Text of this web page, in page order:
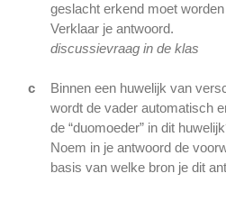
geslacht erkend moet
Verklaar je antwoord.
discussievraag in de klas
c
Binnen een huwelijk van
wordt de vader automatisch
de “duomoeder” in dit
Noem in je antwoord de
basis van welke bron je dit